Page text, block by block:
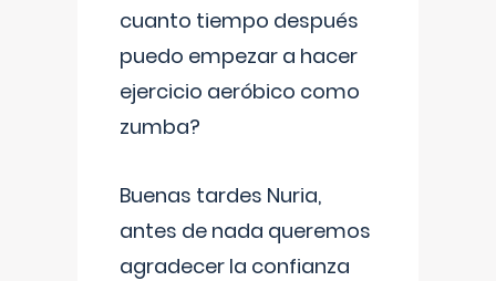
cuanto tiempo después
puedo empezar a hacer
ejercicio aeróbico como
zumba?
Buenas tardes Nuria,
antes de nada queremos
agradecer la confianza